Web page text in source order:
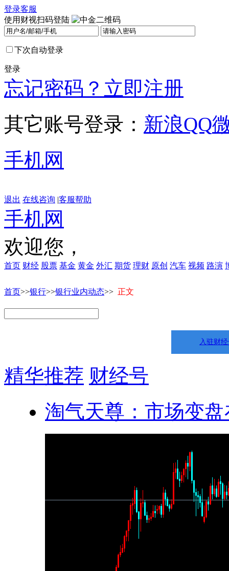
登录客服
使用财视扫码登陆
下次自动登录
登录
忘记密码？ 立即注册
其它账号登录： 新浪QQ
手机网
退出 在线咨询 |客服帮助
手机网
欢迎您，
首页 财经 股票 基金 黄金 外汇 期货 理财 原创 汽车 视频 路演
首页>>银行>>银行业内动态>> 正文
入驻财
精华推荐 财经号
淘气天尊：市场变